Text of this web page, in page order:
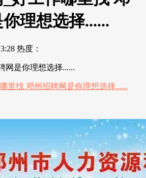
理想选择......
热度：
网是你理想选择......